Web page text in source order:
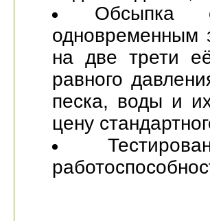
Обсыпка
одновременным
на две трети
равного
песка, воды и
цену